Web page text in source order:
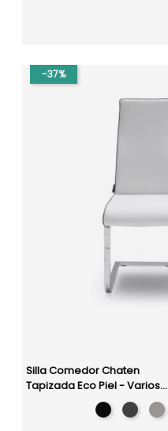
Silla Comedor Chaten
Tapizada Eco Piel - Varios...
-37%